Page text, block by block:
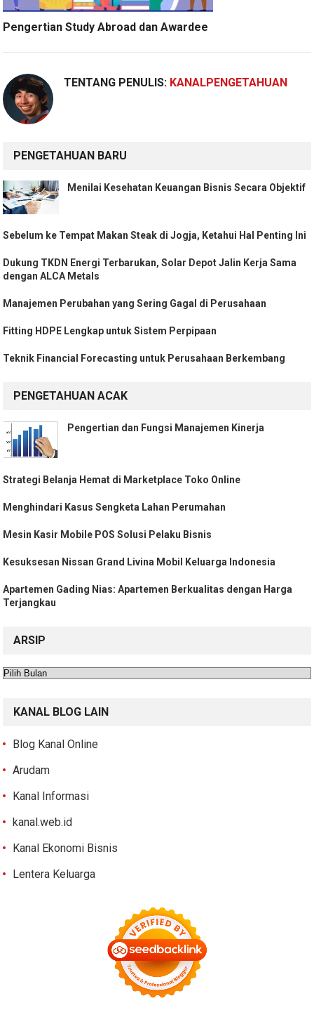
Pengertian Study Abroad dan Awardee
TENTANG PENULIS: KANALPENGETAHUAN
PENGETAHUAN BARU
Menilai Kesehatan Keuangan Bisnis Secara Objektif
Sebelum ke Tempat Makan Steak di Jogja, Ketahui Hal Penting Ini
Dukung TKDN Energi Terbarukan, Solar Depot Jalin Kerja Sama
dengan ALCA Metals
Manajemen Perubahan yang Sering Gagal di Perusahaan
Fitting HDPE Lengkap untuk Sistem Perpipaan
Teknik Financial Forecasting untuk Perusahaan Berkembang
PENGETAHUAN ACAK
Pengertian dan Fungsi Manajemen Kinerja
Strategi Belanja Hemat di Marketplace Toko Online
Menghindari Kasus Sengketa Lahan Perumahan
Mesin Kasir Mobile POS Solusi Pelaku Bisnis
Kesuksesan Nissan Grand Livina Mobil Keluarga Indonesia
Apartemen Gading Nias: Apartemen Berkualitas dengan Harga
Terjangkau
ARSIP
Arsip
KANAL BLOG LAIN
Blog Kanal Online
Arudam
Kanal Informasi
kanal.web.id
Kanal Ekonomi Bisnis
Lentera Keluarga